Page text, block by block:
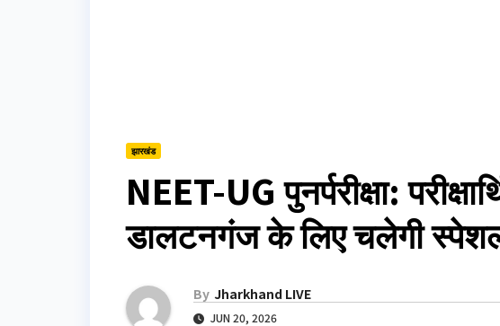
झारखंड
NEET-UG पुनर्परीक्षा:
डालटनगंज के लिए चलेगी
By Jharkhand LIVE
JUN 20, 2026